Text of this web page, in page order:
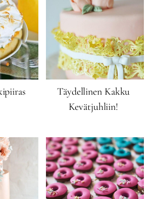
Täydellinen Kakku
Kevätjuhliin!